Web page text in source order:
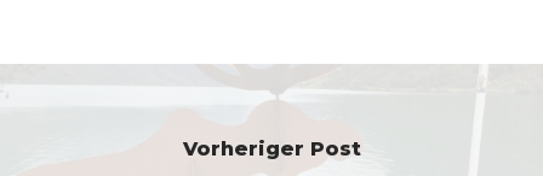
Vorheriger Post